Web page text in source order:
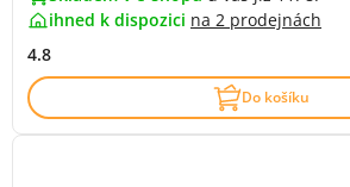
ihned k dispozici na 2 prodejnách
4.8
Do košíku